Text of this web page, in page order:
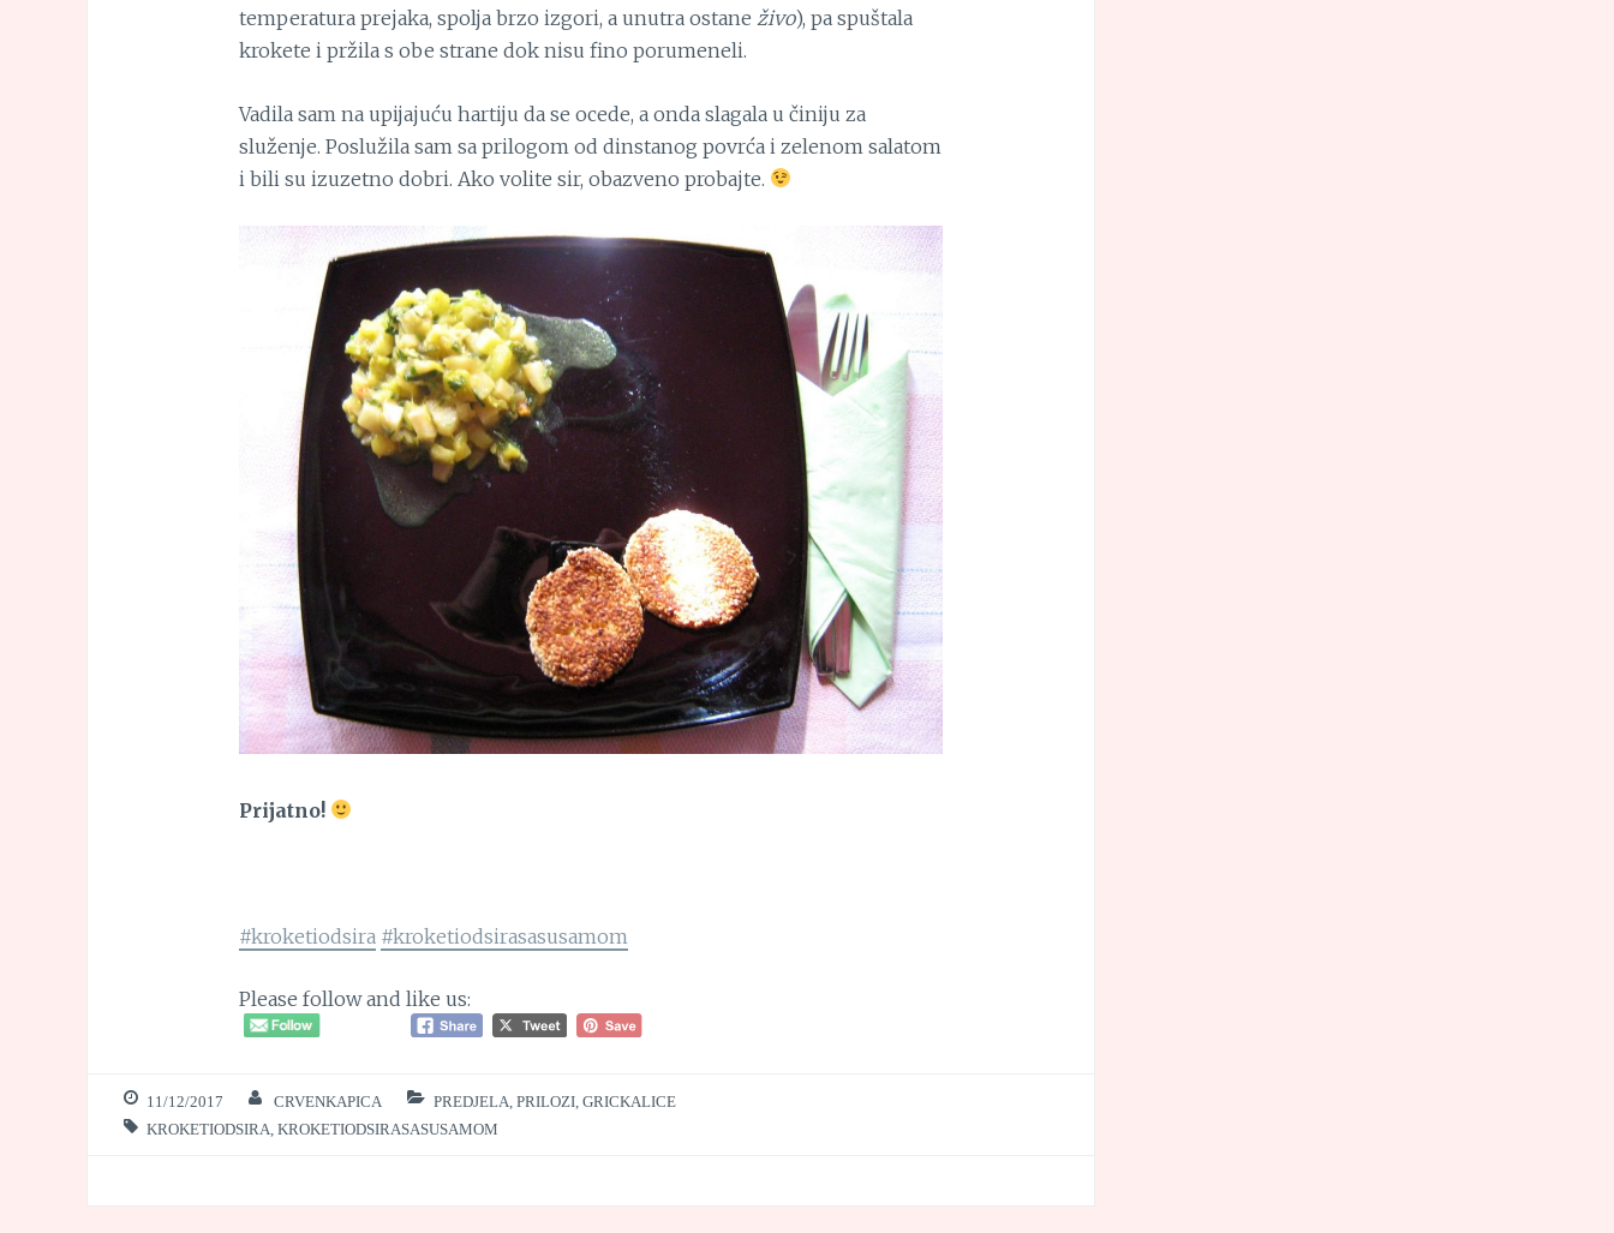
temperatura prejaka, spolja brzo izgori, a unutra ostane živo), pa spuštala
krokete i pržila s obe strane dok nisu fino porumeneli.
Vadila sam na upijajuću hartiju da se ocede, a onda slagala u činiju za
služenje. Poslužila sam sa prilogom od dinstanog povrća i zelenom salatom
i bili su izuzetno dobri. Ako volite sir, obazveno probajte.
Prijatno!
#kroketiodsira #kroketiodsirasasusamom
Please follow and like us:
11/12/2017 CRVENKAPICA
PREDJELA, PRILOZI, GRICKALICE
KROKETIODSIRA KROKETIODSIRASASUSAMOM